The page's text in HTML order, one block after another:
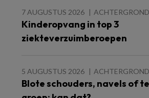
7 AUGUSTUS 2026 ACHTERGROND
Kinderopvang in top 3
ziekteverzuimberoepen
5 AUGUSTUS 2026 ACHTERGROND
Blote schouders, navels of